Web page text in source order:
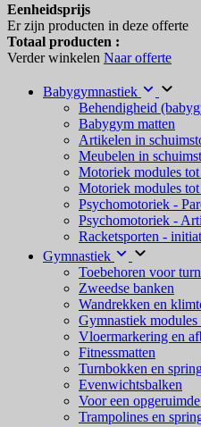
Eenheidsprijs
Er zijn producten in deze offerte
Totaal producten :
Verder winkelen Naar offerte
Babygymnastiek
Behendigheid
Babygym matten
Artikelen in
Meubelen in
Motoriek modules
Motoriek modules
Psychomotoriek -
Psychomotoriek -
Racketsporten -
Gymnastiek
Toebehoren voor
Zweedse banken
Wandrekken en
Gymnastiek
Vloermarkering en
Fitnessmatten
Turnbokken en
Evenwichtsbalken
Voor een
Trampolines en